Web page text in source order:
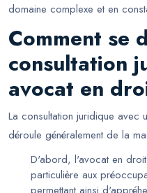
domaine complexe et en
Comment se
consultation
avocat en
La consultation juridique
déroule généralement de la
D'abord, l'avocat en
particulière aux